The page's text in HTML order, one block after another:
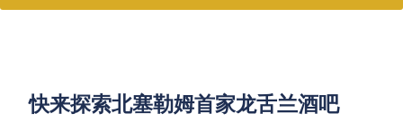
快来探索北塞勒姆首家龙舌兰酒吧